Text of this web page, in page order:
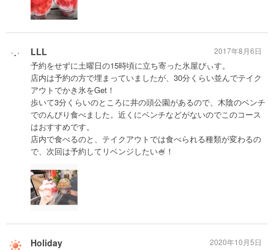
LLL
予約をせずに土曜日の15時頃に立ち寄った氷屋ぴぃす。
店内は予約の方で埋まっていましたが、30分くらい並んでテイク
アウトでかき氷をGet！
歩いて3分くらいのところに井の頭公園があるので、木陰のベンチ
でのんびり食べました。近くにベンチなどがないのでこのコース
はおすすめです。
店内で食べるのと、テイクアウトでは食べられる種類が変わるの
で、次回は予約してリベンジしたい🍧！
2017年8月6日
Holiday 2020年10月5日